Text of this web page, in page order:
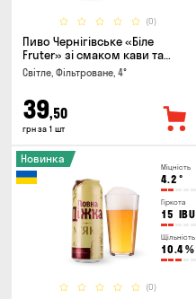
(0)
Пиво Чернігівське «Біле
Fruter» зі смаком кави та
апельсину 0.5л
Світле, Фільтроване, 4°
39,50
грн за 1 шт
Міцність
4.2 °
Гіркота
15 IBU
Щільність
10.4%
(0)
Новинка